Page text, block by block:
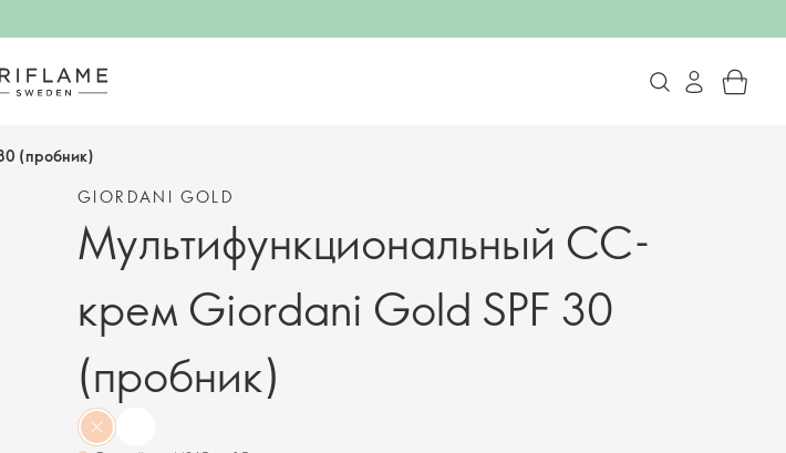
(пробник)
GIORDANI GOLD
Мультифункциональный СС-
крем Giordani Gold SPF 30
(пробник)